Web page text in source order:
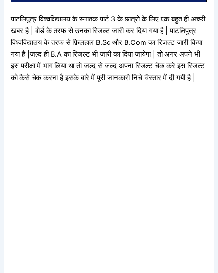
पाटलिपुत्र विश्वविद्यालय के स्नातक पार्ट 3 के छात्रो के लिए एक बहुत ही अच्छी
खबर है | बोर्ड के तरफ से उनका रिजल्ट जारी कर दिया गया है | पाटलिपुत्र
विश्वविद्यालय के तरफ से फ़िलहाल B.Sc और B.Com का रिजल्ट जारी किया
गया है |जल्द ही B.A का रिजल्ट भी जारी का दिया जायेगा | तो अगर अपने भी
इस परीक्षा में भाग लिया था तो जल्द से जल्द अपना रिजल्ट चेक करे इस रिजल्ट
को कैसे चेक करना है इसके बारे में पूरी जानकारी निचे विस्तार में दी गयी है |